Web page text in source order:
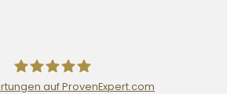
auf ProvenExpert.com